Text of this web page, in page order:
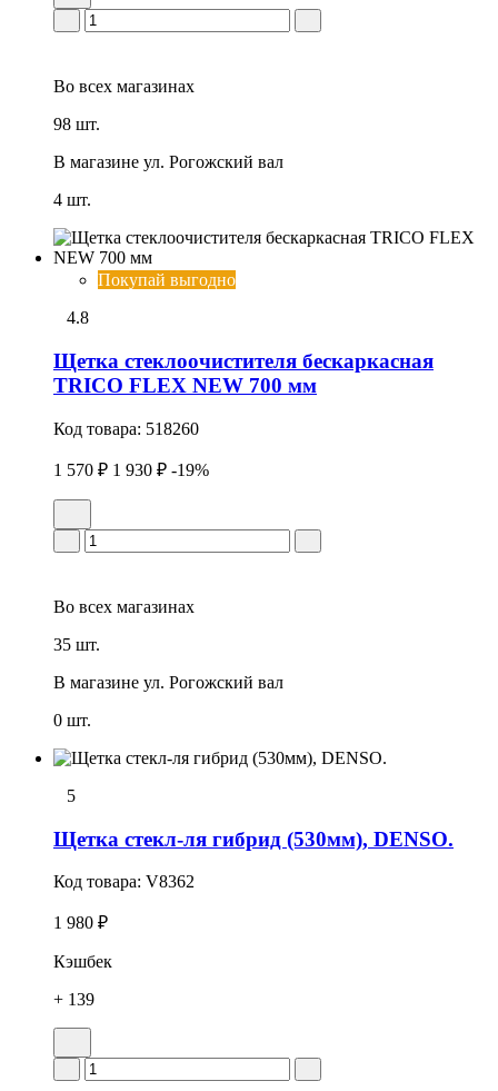
Во всех магазинах
98 шт.
В магазине ул. Рогожский вал
4 шт.
Покупай выгодно
4.8
Щетка стеклоочистителя бескаркасная
TRICO FLEX NEW 700 мм
Код товара: 518260
1 570 ₽ 1 930 ₽ -19%
Во всех магазинах
35 шт.
В магазине ул. Рогожский вал
0 шт.
5
Щетка стекл-ля гибрид (530мм), DENSO.
Код товара: V8362
1 980 ₽
Кэшбек
+ 139